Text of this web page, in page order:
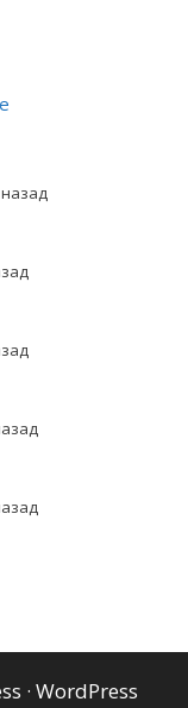
· WordPress